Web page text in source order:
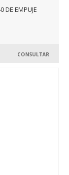
DE EMPUJE
CONSULTAR